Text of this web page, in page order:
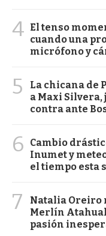
4 El tenso
cuando una
micrófono y
5
La chicana de
a Maxi Silvera,
contra ante
6
Cambio
Inumet y
el tiempo esta
7
Natalia Oreiro
Merlín
pasión